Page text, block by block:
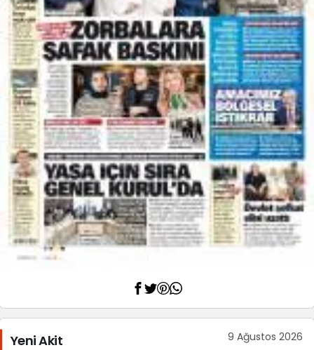
Yeni Akit 9 Ağustos 2026